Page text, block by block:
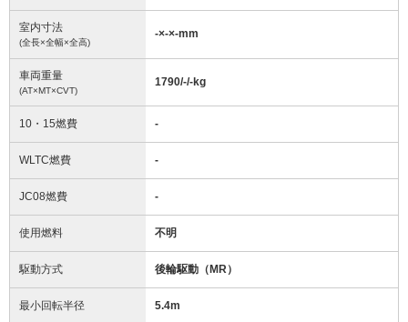
室内寸法
(全長×全幅×全高)
-×-×-mm
車両重量
(AT×MT×CVT)
1790/-/-kg
10・15燃費 -
WLTC燃費 -
JC08燃費 -
使用燃料 不明
駆動方式 後輪駆動（MR）
最小回転半径 5.4m